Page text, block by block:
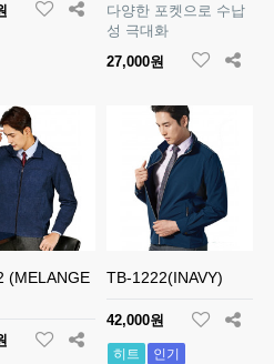
다양한 포켓으로 수납
성 극대화
27,000원
(MELANGE
TB-1222(INAVY)
42,000원
히트 인기